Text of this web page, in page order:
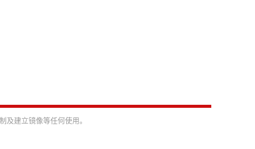
建立镜像等任何使用。